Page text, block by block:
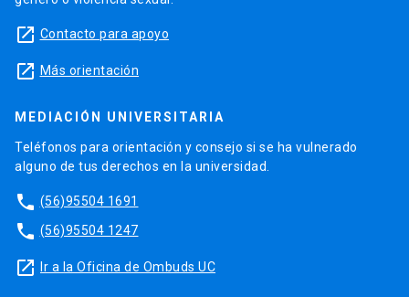
launch Contacto para apoyo
launch Más orientación
MEDIACIÓN UNIVERSITARIA
Teléfonos para orientación y consejo si se ha vulnerado
alguno de tus derechos en la universidad.
phone (56)95504 1691
phone (56)95504 1247
launch Ir a la Oficina de Ombuds UC